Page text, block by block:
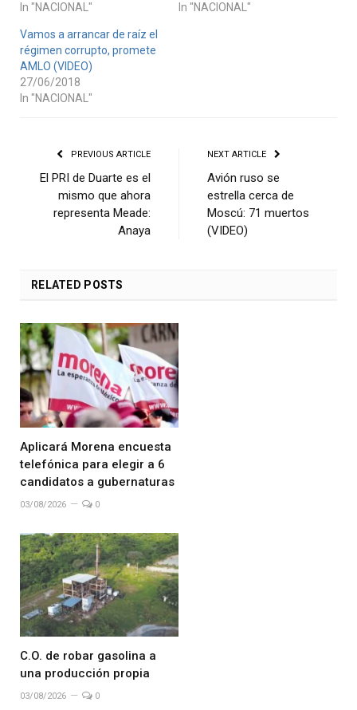
In "NACIONAL"
In "NACIONAL"
Vamos a arrancar de raíz el
régimen corrupto, promete
AMLO (VIDEO)
27/06/2018
In "NACIONAL"
PREVIOUS ARTICLE
El PRI de Duarte es el
mismo que ahora
representa Meade:
Anaya
NEXT ARTICLE
Avión ruso se
estrella cerca de
Moscú: 71 muertos
(VIDEO)
RELATED POSTS
Aplicará Morena encuesta
telefónica para elegir a 6
candidatos a gubernaturas
03/08/2026 0
C.O. de robar gasolina a
una producción propia
03/08/2026 0